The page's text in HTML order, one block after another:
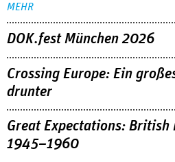
MEHR
DOK.fest München 2026
Crossing Europe: Ein
drunter
Great Expectations: British
1945–1960